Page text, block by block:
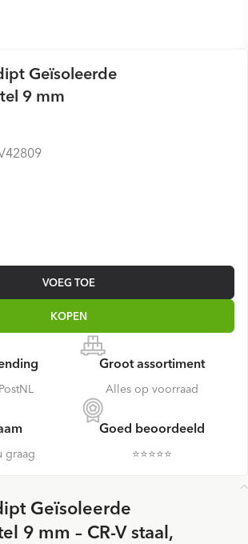
Geïsoleerde
9 mm
VOEG TOE
KOPEN
Groot assortiment
Alles op voorraad
graag
Goed beoordeeld
⭐️⭐️⭐️⭐️⭐️
Geïsoleerde
9 mm – CR-V staal,